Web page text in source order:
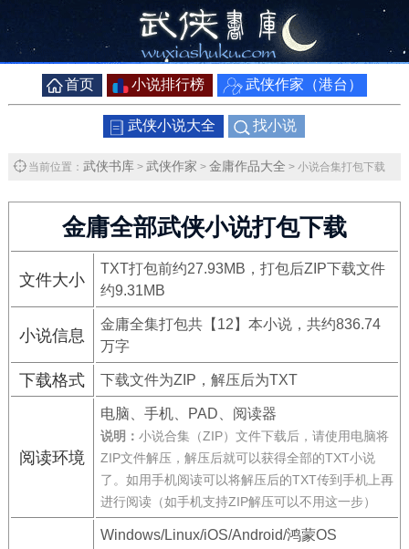
首页 小说排行榜 武侠作家（港台）
武侠小说大全 找小说
当前位置： 武侠书库> 武侠作家 > 金庸作品大全 > 小说合集打包下载
金庸全部武侠小说打包下载
文件大小
TXT打包前约27.93MB，打包后ZIP下载文件
约9.31MB
小说信息
金庸全集打包共【12】本小说，共约836.74
万字
下载格式 下载文件为ZIP，解压后为TXT
阅读环境
电脑、手机、PAD、阅读器
说明： 小说合集（ZIP）文件下载后，请使用电脑将
ZIP文件解压，解压后就可以获得全部的TXT小说
了。如用手机阅读可以将解压后的TXT传到手机上再
进行阅读（如手机支持ZIP解压可以不用这一步）
Windows/Linux/iOS/Android/鸿蒙OS